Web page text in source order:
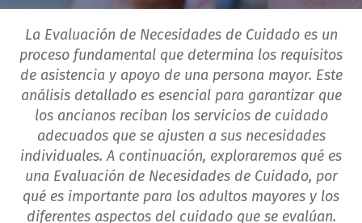
La Evaluación de Necesidades de Cuidado es un
proceso fundamental que determina los requisitos
de asistencia y apoyo de una persona mayor. Este
análisis detallado es esencial para garantizar que
los ancianos reciban los servicios de cuidado
adecuados que se ajusten a sus necesidades
individuales. A continuación, exploraremos qué es
una Evaluación de Necesidades de Cuidado, por
qué es importante para los adultos mayores y los
diferentes aspectos del cuidado que se evalúan.